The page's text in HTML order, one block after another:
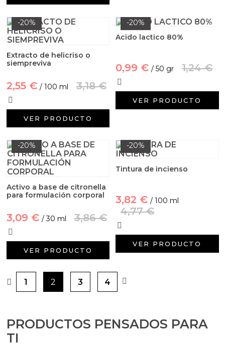
-20%
Extracto de helicriso o
siempreviva
2,55 € / 100 ml 3,18 €
VER PRODUCTO
-20%
Acido lactico 80%
0,99 € / 50 gr 1,24 €
VER PRODUCTO
-20%
Activo a base de citronella
para formulación corporal
3,09 € / 30 ml 3,86 €
VER PRODUCTO
-20%
Tintura de incienso
3,82 € / 100 ml
4,77 €
VER PRODUCTO
1 2 3 4
PRODUCTOS PENSADOS PARA
TI